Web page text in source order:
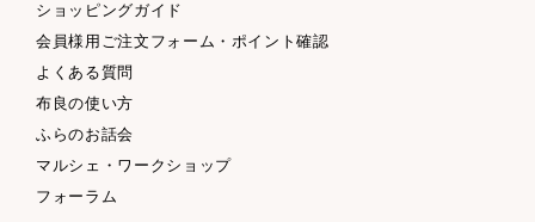
ショッピングガイド
会員様用ご注文フォーム・ポイント確認
よくある質問
布良の使い方
ふらのお話会
マルシェ・ワークショップ
フォーラム